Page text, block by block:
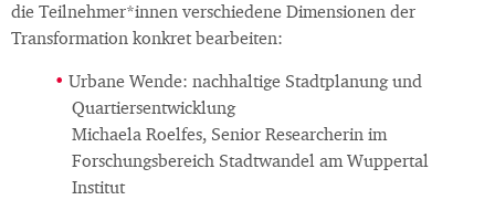
die Teilnehmer*innen verschiedene Dimensionen der
Transformation konkret bearbeiten:
Urbane Wende: nachhaltige Stadtplanung und
Quartiersentwicklung
Michaela Roelfes, Senior Researcherin im
Forschungsbereich Stadtwandel am Wuppertal
Institut